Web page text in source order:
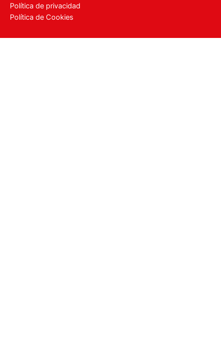
Política de privacidad
Política de Cookies